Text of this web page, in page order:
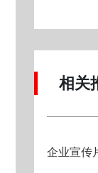
相关
企业宣传